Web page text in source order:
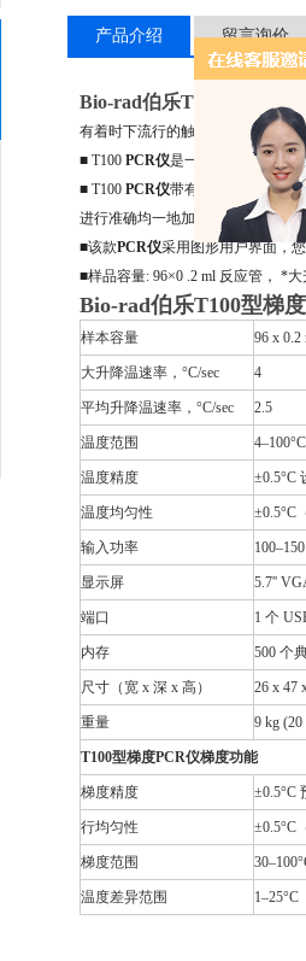
产品介绍 留言询价
Bio-rad伯乐T100型梯度
有着时下流行的触摸屏设计，编辑
■ T100 PCR仪是一台小巧、可靠且
■ T100 PCR仪带有温度梯度功能，
进行准确均一地加热，为您带来一
■该款PCR仪采用图形用户界面，
■样品容量: 96×0 .2 ml 反应管， *
Bio-rad伯乐T100型梯度
样本容量 96 x
大升降温速率，°C/sec 4
平均升降温速率，°C/sec 2.5
温度范围 4–100°C
温度精度 ±0.5°C
温度均匀性 ±0.5°C
输入功率
显示屏 5.7''
端口 1 个
内存 500 个
尺寸（宽 x 深 x 高） 26 x 47
重量 9 kg (20
T100型梯度PCR仪梯度功能
梯度精度 ±0.5°C
行均匀性 ±0.5°C
梯度范围
温度差异范围 1–25°C